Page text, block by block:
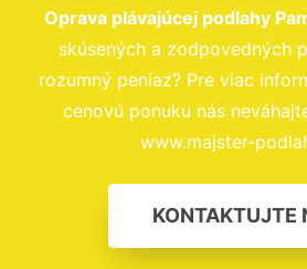
Oprava plávajúcej podlahy
skúsených a zodpovedných
rozumný peniaz? Pre viac
cenovú ponuku nás
www.majster-
KONTAKTUJTE